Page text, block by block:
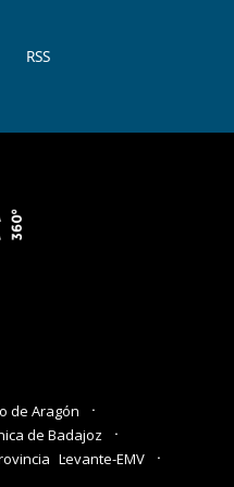
RSS
de Aragón
de Badajoz
Levante-EMV